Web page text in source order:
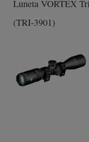
Luneta VORTEX
(TRI-3901)